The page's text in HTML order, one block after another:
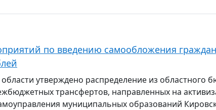
по введению самообложения
утверждено распределение из областного
трансфертов, направленных на
муниципальных образований